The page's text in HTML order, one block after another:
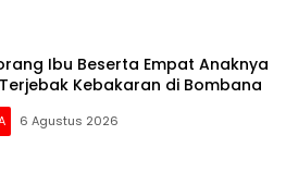
Ibu Beserta Empat Anaknya
Kebakaran di Bombana
6 Agustus 2026